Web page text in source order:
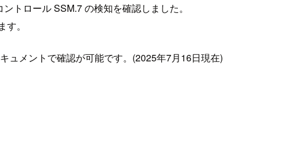
トロール SSM.7 の検知を確認しました。
。
ュメントで確認が可能です。(2025年7月16日現在)